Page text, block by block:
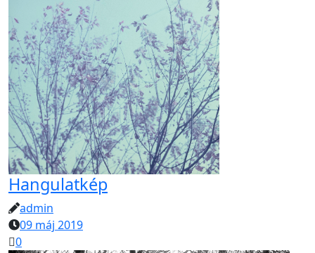
Hangulatkép
admin
09 máj 2019
0